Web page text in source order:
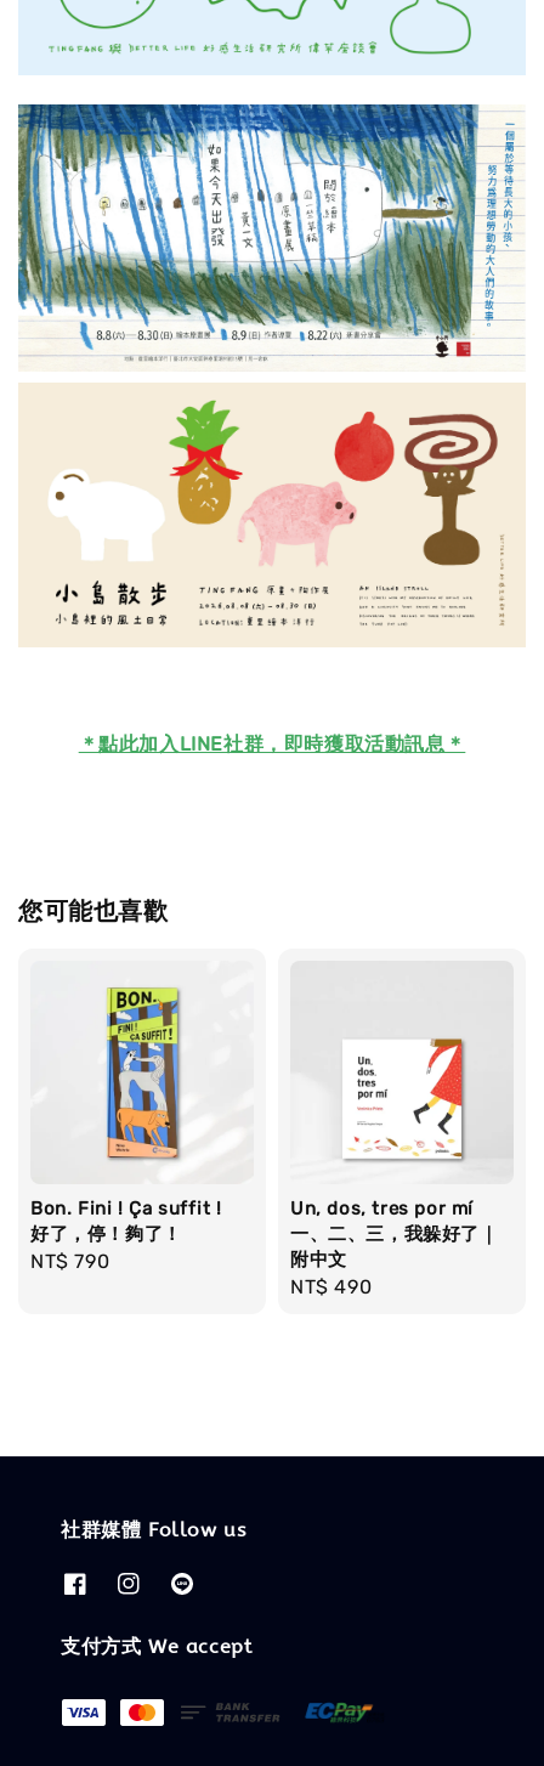
＊點此加入LINE社群，即時獲取活動訊息＊
您可能也喜歡
Bon. Fini ! Ça suffit !
好了，停！夠了！
Regular
NT$ 790
Un, dos, tres por mí
一、二、三，我躲好了｜
附中文
Regular
NT$ 490
社群媒體 Follow us
支付方式 We accept